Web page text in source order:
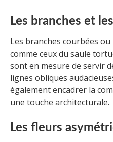
Les branches et
Les branches courbées
comme ceux du saule
sont en mesure de servir
lignes obliques
également encadrer la
une touche architecturale.
Les fleurs